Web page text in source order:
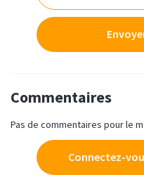
Commentaires
Pas de commentaires pour le
Connectez-